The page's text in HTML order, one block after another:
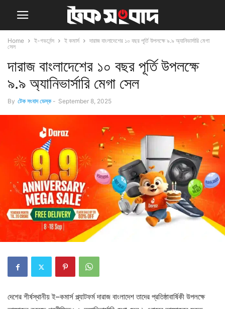
Home ই-গভর্নেন্স ই কমার্স
দারাজ বাংলাদেশের ১০ বছর পূর্তি উপলক্ষে ৯.৯ অ্যানিভার্সারি মেগা
সেল
দারাজ বাংলাদেশের ১০ বছর পূর্তি উপলক্ষে
৯.৯ অ্যানিভার্সারি মেগা সেল
By টেক সংবাদ ডেস্ক - September 8, 2025
দেশের শীর্ষস্থানীয় ই–কমার্স প্ল্যাটফর্ম দারাজ বাংলাদেশ তাদের প্রতিষ্ঠাবার্ষিকী উপলক্ষে